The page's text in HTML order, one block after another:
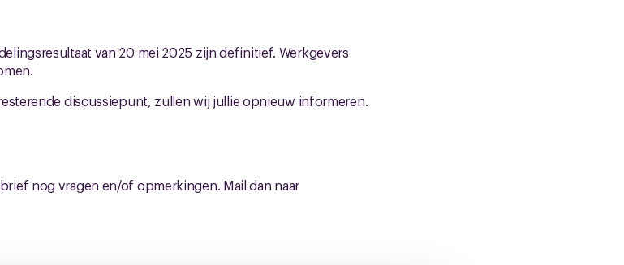
van 20 mei 2025 zijn definitief. Werkgevers
discussiepunt, zullen wij jullie opnieuw informeren.
nog vragen en/of opmerkingen. Mail dan naar